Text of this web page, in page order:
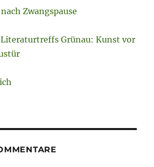
Zwangspause
Literaturtreffs Grünau: Kunst vor